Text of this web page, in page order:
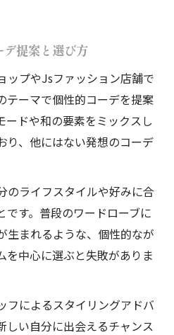
提案と選び方
ップやJsファッション店舗で
テーマで個性的コーデを提案
ードや和の要素をミックスし
り、他にはない発想のコーデ
のライフスタイルや好みに合
です。普段のワードローブに
生まれるような、個性的なが
を中心に選ぶと失敗がありま
フによるスタイリングアドバ
しい自分に出会えるチャンス